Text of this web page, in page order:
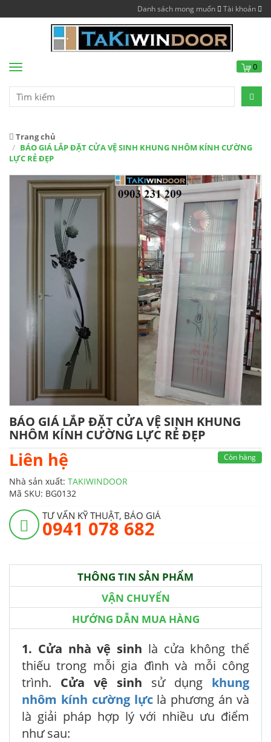
Danh sách mong muốn Tài khoản
Menu 0
Trang chủ
BÁO GIÁ LẮP ĐẶT CỬA VỆ SINH KHUNG NHÔM KÍNH CƯỜNG
LỰC RẺ ĐẸP
BÁO GIÁ LẮP ĐẶT CỬA VỆ SINH KHUNG
NHÔM KÍNH CƯỜNG LỰC RẺ ĐẸP
Liên hệ Còn hàng
Nhà sản xuất: TAKIWINDOOR
Mã SKU: BG0132
TƯ VẤN KỸ THUẬT, BÁO GIÁ
0941 078 682
THÔNG TIN SẢN PHẨM
VẬN CHUYỂN
HƯỚNG DẪN MUA HÀNG
1. Cửa nhà vệ sinh là cửa không thể
thiếu trong mỗi gia đình và mỗi công
trình. Cửa vệ sinh sử dụng khung
nhôm kính cường lựclà phương án và
là giải pháp hợp lý với nhiều ưu điểm
như sau: